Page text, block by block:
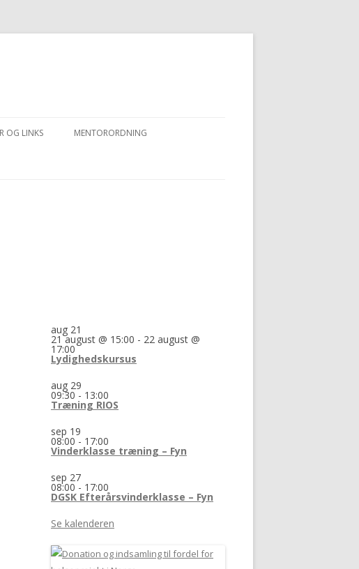
OG LINKS MENTORORDNING
aug 21
21 august @ 15:00 - 22 august @
17:00
Lydighedskursus
aug 29
09:30 - 13:00
Træning RIOS
sep 19
08:00 - 17:00
Vinderklasse træning – Fyn
sep 27
08:00 - 17:00
DGSK Efterårsvinderklasse – Fyn
Se kalenderen